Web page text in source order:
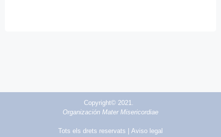
Copyright© 2021.
Organización Mater Misericordiae
Tots els drets reservats | Aviso legal